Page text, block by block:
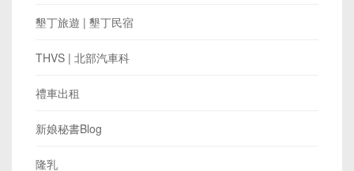
墾丁旅遊 | 墾丁民宿
THVS | 北部汽車科
禮車出租
新娘秘書Blog
隆乳